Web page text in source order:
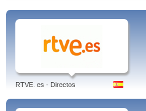
RTVE. es - Directos